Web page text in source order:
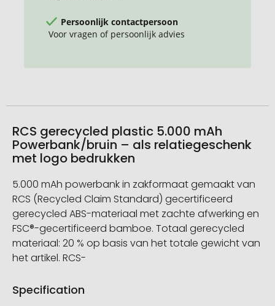
Persoonlijk contactpersoon
Voor vragen of persoonlijk advies
RCS gerecycled plastic 5.000 mAh
Powerbank/bruin – als relatiegeschenk
met logo bedrukken
5.000 mAh powerbank in zakformaat gemaakt van
RCS (Recycled Claim Standard) gecertificeerd
gerecycled ABS-materiaal met zachte afwerking en
FSC®-gecertificeerd bamboe. Totaal gerecycled
materiaal: 20 % op basis van het totale gewicht van
het artikel. RCS-
Specification